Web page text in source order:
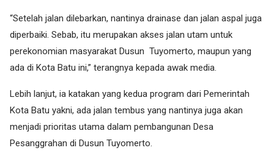
“Setelah jalan dilebarkan, nantinya drainase dan jalan aspal juga
diperbaiki. Sebab, itu merupakan akses jalan utam untuk
perekonomian masyarakat Dusun Tuyomerto, maupun yang
ada di Kota Batu ini,” terangnya kepada awak media.
Lebih lanjut, ia katakan yang kedua program dari Pemerintah
Kota Batu yakni, ada jalan tembus yang nantinya juga akan
menjadi prioritas utama dalam pembangunan Desa
Pesanggrahan di Dusun Tuyomerto.